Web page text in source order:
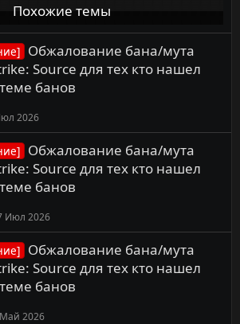
Похожие темы
Обжалование бана/мута
Source для тех кто нашел
банов
2026
Обжалование бана/мута
Source для тех кто нашел
банов
Июл 2026
Обжалование бана/мута
Source для тех кто нашел
банов
2026